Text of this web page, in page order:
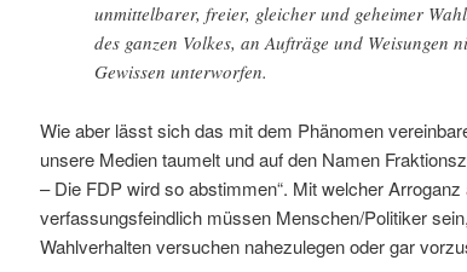
unmittelbarer, freier, gleicher und geheimer
des ganzen Volkes, an Aufträge und Weisungen
Gewissen unterworfen.
Wie aber lässt sich das mit dem Phänomen
unsere Medien taumelt und auf den Namen
– Die FDP wird so abstimmen“. Mit welcher
verfassungsfeindlich müssen Menschen/Politiker
Wahlverhalten versuchen nahezulegen oder gar